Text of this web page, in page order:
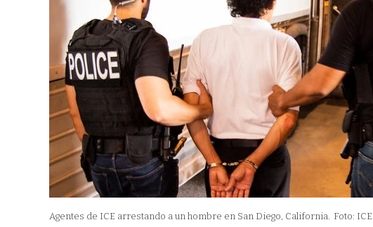
Agentes de ICE arrestando a un hombre en San Diego, California. Foto: ICE